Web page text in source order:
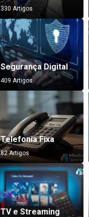
330 Artigos
Segurança Digital
409 Artigos
Telefonia Fixa
82 Artigos
TV e Streaming